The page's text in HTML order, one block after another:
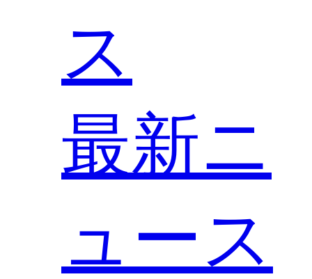
ス
最新ニ
ュース